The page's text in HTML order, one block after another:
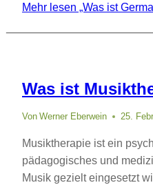
Mehr lesen „Was ist
Was ist
Von Werner Eberwein 25.
Musiktherapie ist ein
pädagogisches und
Musik gezielt eingesetzt